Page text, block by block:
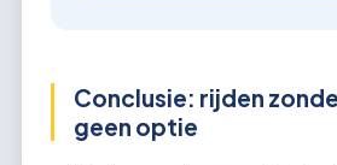
Conclusie: rijden
geen optie